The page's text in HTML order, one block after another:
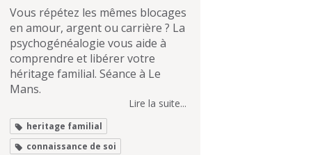
Vous répétez les mêmes blocages
en amour, argent ou carrière ? La
psychogénéalogie vous aide à
comprendre et libérer votre
héritage familial. Séance à Le
Mans.
Lire la suite...
heritage familial
connaissance de soi